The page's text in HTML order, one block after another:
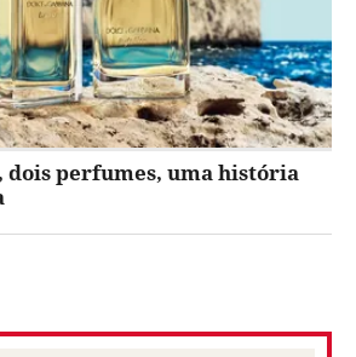
dois perfumes, uma história